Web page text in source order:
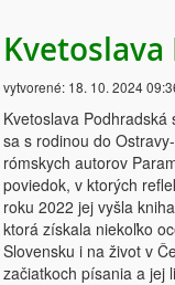
Kvetoslava
vytvorené:18. 10. 2024
Kvetoslava
sa s rodinou do
rómskych autorov
poviedok, v ktorých
roku 2022 jej vyšla
ktorá získala niekoľko
Slovensku i na život v
začiatkoch písania a jej